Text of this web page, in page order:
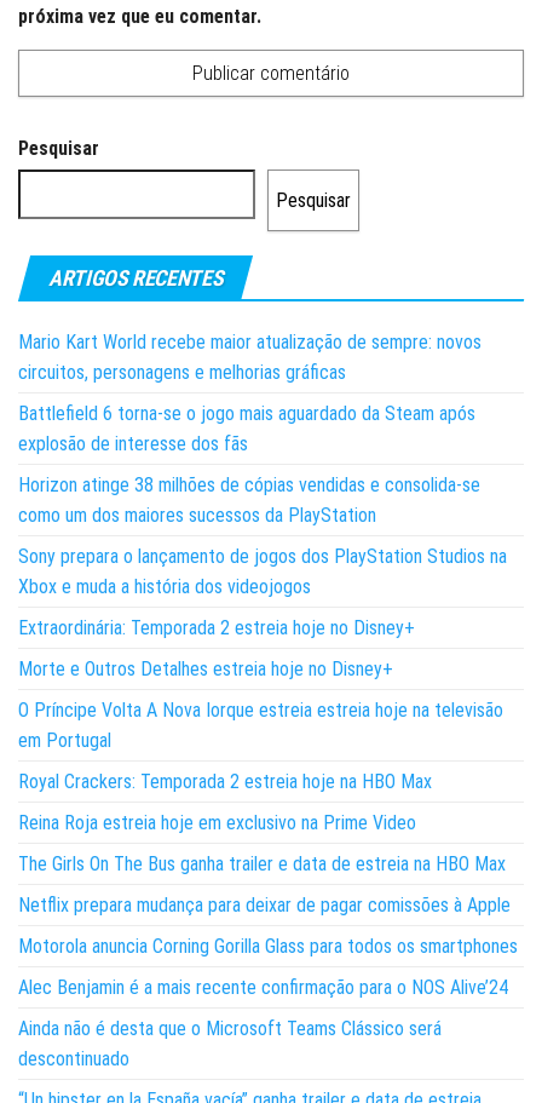
próxima vez que eu comentar.
Pesquisar
Pesquisar
ARTIGOS RECENTES
Mario Kart World recebe maior atualização de sempre: novos
circuitos, personagens e melhorias gráficas
Battlefield 6 torna-se o jogo mais aguardado da Steam após
explosão de interesse dos fãs
Horizon atinge 38 milhões de cópias vendidas e consolida-se
como um dos maiores sucessos da PlayStation
Sony prepara o lançamento de jogos dos PlayStation Studios na
Xbox e muda a história dos videojogos
Extraordinária: Temporada 2 estreia hoje no Disney+
Morte e Outros Detalhes estreia hoje no Disney+
O Príncipe Volta A Nova Iorque estreia estreia hoje na televisão
em Portugal
Royal Crackers: Temporada 2 estreia hoje na HBO Max
Reina Roja estreia hoje em exclusivo na Prime Video
The Girls On The Bus ganha trailer e data de estreia na HBO Max
Netflix prepara mudança para deixar de pagar comissões à Apple
Motorola anuncia Corning Gorilla Glass para todos os smartphones
Alec Benjamin é a mais recente confirmação para o NOS Alive’24
Ainda não é desta que o Microsoft Teams Clássico será
descontinuado